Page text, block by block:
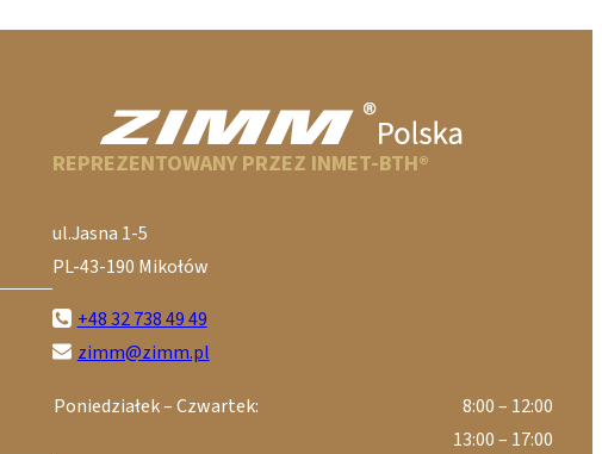
REPREZENTOWANY PRZEZ INMET-BTH®
ul.Jasna 1-5
PL-43-190 Mikołów
+48 32 738 49 49
zimm@zimm.pl
Poniedziałek – Czwartek:
8:00 – 12:00
13:00 – 17:00